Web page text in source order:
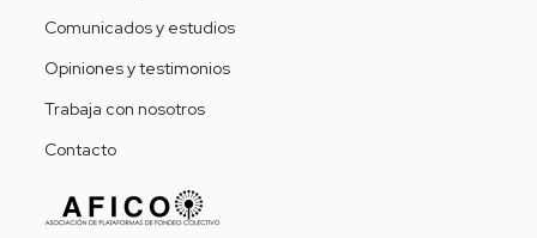
Comunicados y estudios
Opiniones y testimonios
Trabaja con nosotros
Contacto